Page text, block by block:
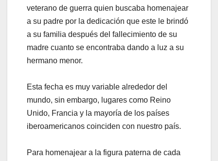
veterano de guerra quien buscaba homenajear
a su padre por la dedicación que este le brindó
a su familia después del fallecimiento de su
madre cuanto se encontraba dando a luz a su
hermano menor.
Esta fecha es muy variable alrededor del
mundo, sin embargo, lugares como Reino
Unido, Francia y la mayoría de los países
iberoamericanos coinciden con nuestro país.
Para homenajear a la figura paterna de cada